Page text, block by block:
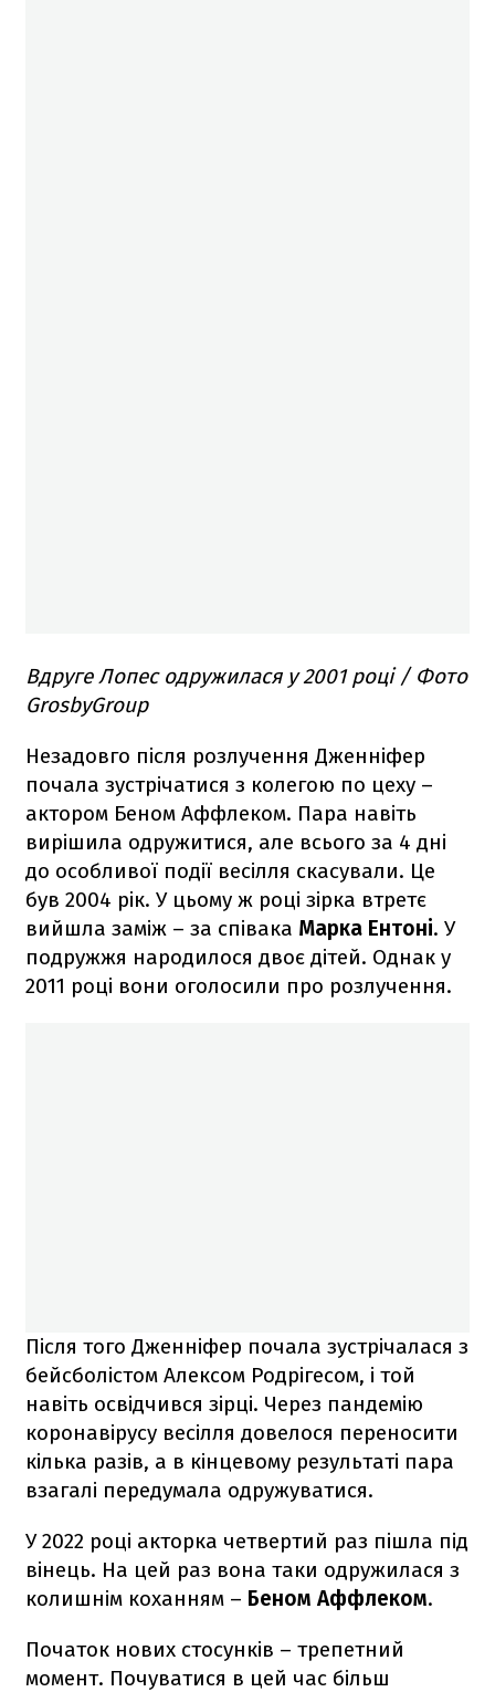
Вдруге Лопес одружилася у 2001 році / Фото
GrosbyGroup
Незадовго після розлучення Дженніфер
почала зустрічатися з колегою по цеху –
актором Беном Аффлеком. Пара навіть
вирішила одружитися, але всього за 4 дні
до особливої події весілля скасували. Це
був 2004 рік. У цьому ж році зірка втретє
вийшла заміж – за співака Марка Ентоні. У
подружжя народилося двоє дітей. Однак у
2011 році вони оголосили про розлучення.
Після того Дженніфер почала зустрічалася з
бейсболістом Алексом Родрігесом, і той
навіть освідчився зірці. Через пандемію
коронавірусу весілля довелося переносити
кілька разів, а в кінцевому результаті пара
взагалі передумала одружуватися.
У 2022 році акторка четвертий раз пішла під
вінець. На цей раз вона таки одружилася з
колишнім коханням – Беном Аффлеком.
Початок нових стосунків – трепетний
момент. Почуватися в цей час більш